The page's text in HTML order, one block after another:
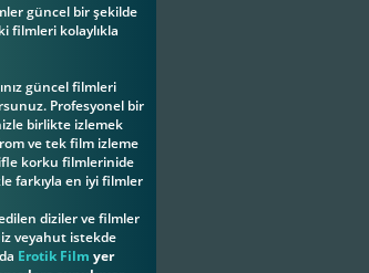
güncel bir şekilde
filmleri kolaylıkla
güncel filmleri
Profesyonel bir
birlikte izlemek
ve tek film izleme
korku filmlerinide
farkıyla en iyi filmler
diziler ve filmler
veyahut istekde
Erotik Film yer